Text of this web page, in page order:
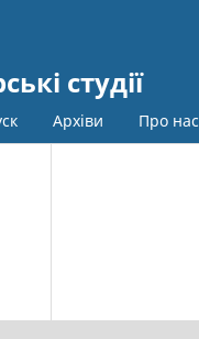
студії
Архіви Про нас